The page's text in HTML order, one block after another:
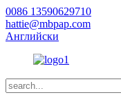
0086 13590629710
hattie@mbpap.com
Английски